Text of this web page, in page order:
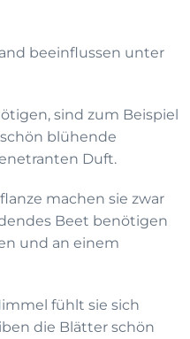
beeinflussen unter
sind zum Beispiel
blühende
Duft.
machen sie zwar
Beet benötigen
und an einem
fühlt sie sich
die Blätter schön